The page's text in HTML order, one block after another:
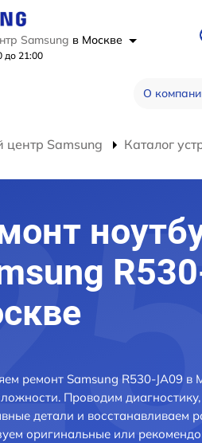
Samsung в Москве
до 21:00
О
центр Samsung Каталог
ремонт Samsung R530-JA09 в
Проводим
детали и восстанавливаем
оригинальные или